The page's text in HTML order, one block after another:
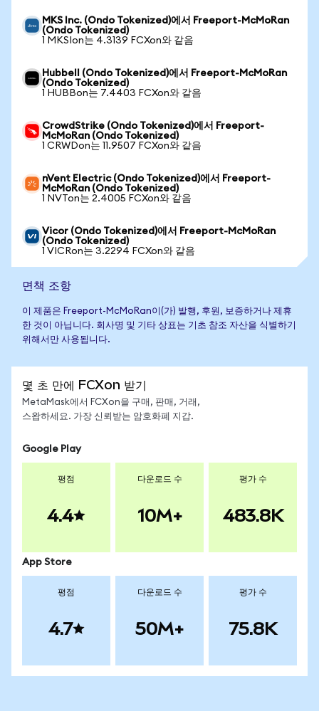
MKS Inc. (Ondo Tokenized)에서 Freeport-McMoRan
(Ondo Tokenized)
1 MKSIon는 4.3139 FCXon와 같음
Hubbell (Ondo Tokenized)에서 Freeport-McMoRan
(Ondo Tokenized)
1 HUBBon는 7.4403 FCXon와 같음
CrowdStrike (Ondo Tokenized)에서 Freeport-
McMoRan (Ondo Tokenized)
1 CRWDon는 11.9507 FCXon와 같음
nVent Electric (Ondo Tokenized)에서 Freeport-
McMoRan (Ondo Tokenized)
1 NVTon는 2.4005 FCXon와 같음
Vicor (Ondo Tokenized)에서 Freeport-McMoRan
(Ondo Tokenized)
1 VICRon는 3.2294 FCXon와 같음
면책 조항
이 제품은 Freeport-McMoRan이(가) 발행, 후원, 보증하거나 제휴
한 것이 아닙니다. 회사명 및 기타 상표는 기초 참조 자산을 식별하기
위해서만 사용됩니다.
몇 초 만에 FCXon 받기
MetaMask에서 FCXon을 구매, 판매, 거래,
스왑하세요. 가장 신뢰받는 암호화폐 지갑.
Google Play
평점
4.4
다운로드 수
10M+
평가 수
483.8K
App Store
평점
4.7
다운로드 수
50M+
평가 수
75.8K